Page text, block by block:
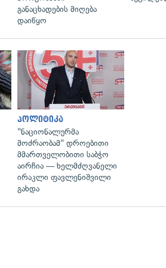
განაცხადების მიღება
დაიწყო
პოლიტიკა
"ნაციონალურმა
მოძრაობამ" დროებითი
მმართველობითი საბჭო
აირჩია — ხელმძღვანელი
ირაკლი ფავლენიშვილი
გახდა